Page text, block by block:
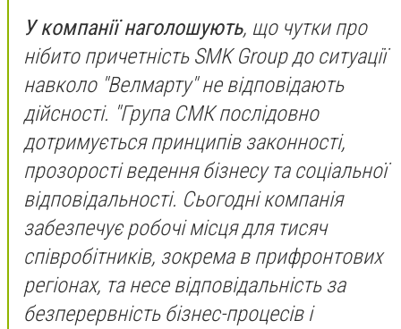
У компанії наголошують, що чутки про
нібито причетність SMK Group до ситуації
навколо "Велмарту" не відповідають
дійсності. "Група СМК послідовно
дотримується принципів законності,
прозорості ведення бізнесу та соціальної
відповідальності. Сьогодні компанія
забезпечує робочі місця для тисяч
співробітників, зокрема в прифронтових
регіонах, та несе відповідальність за
безперервність бізнес-процесів і